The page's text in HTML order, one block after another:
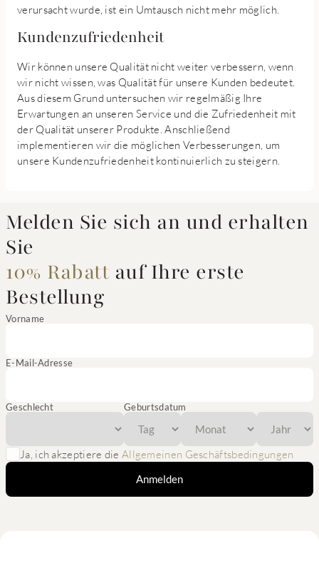
verursacht wurde, ist ein Umtausch nicht mehr möglich.
Kundenzufriedenheit
Wir können unsere Qualität nicht weiter verbessern, wenn
wir nicht wissen, was Qualität für unsere Kunden bedeutet.
Aus diesem Grund untersuchen wir regelmäßig Ihre
Erwartungen an unseren Service und die Zufriedenheit mit
der Qualität unserer Produkte. Anschließend
implementieren wir die möglichen Verbesserungen, um
unsere Kundenzufriedenheit kontinuierlich zu steigern.
Melden Sie sich an und erhalten
Sie
10% Rabatt auf Ihre erste
Bestellung
Vorname
E-Mail-Adresse
Geschlecht Geburtsdatum
Ja, ich akzeptiere die Allgemeinen Geschäftsbedingungen
Anmelden